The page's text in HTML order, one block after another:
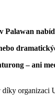
Palawan
– ani